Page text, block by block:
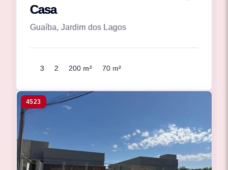
Casa
Guaíba, Jardim dos Lagos
3 2 200 m² 70 m²
4523